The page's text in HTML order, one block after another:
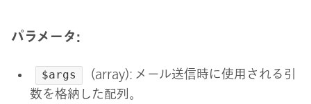
パラメータ:
$args
(array): メール送信時に使用される引
数を格納した配列。